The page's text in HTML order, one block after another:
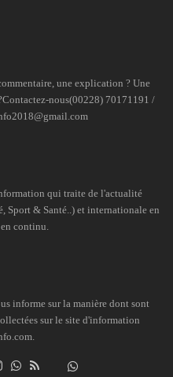
une explication ? Une
nous(00228) 70171191 /
qui traite de l'actualité
Sport & Santé..) et internationale en
continu.
informe sur la manière dont sont
sur le site d'information
InstagramWhatsAppDailymotion